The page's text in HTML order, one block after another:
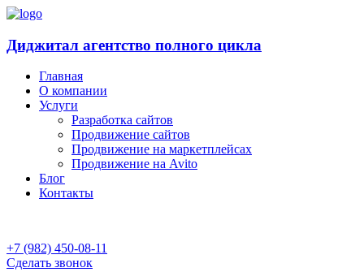
Диджитал агентство полного цикла
Главная
О компании
Услуги
Разработка сайтов
Продвижение сайтов
Продвижение на маркетплейсах
Продвижение на Avito
Блог
Контакты
+7 (982) 450-08-11
Сделать звонок